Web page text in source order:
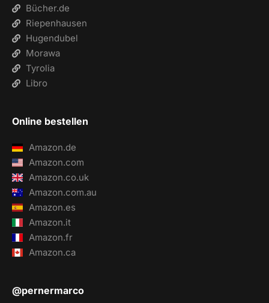
Bücher.de
Riepenhausen
Hugendubel
Morawa
Tyrolia
Libro
Online bestellen
Amazon.de
Amazon.com
Amazon.co.uk
Amazon.com.au
Amazon.es
Amazon.it
Amazon.fr
Amazon.ca
@pernermarco